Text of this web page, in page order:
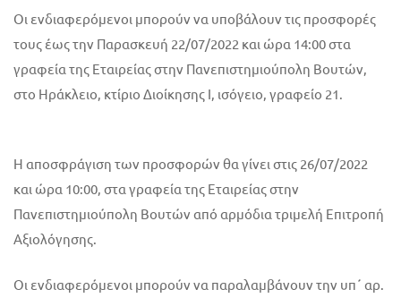
Οι ενδιαφερόμενοι μπορούν να υποβάλουν τις προσφορές
τους έως την Παρασκευή 22/07/2022 και ώρα 14:00 στα
γραφεία της Εταιρείας στην Πανεπιστημιούπολη Βουτών,
στο Ηράκλειο, κτίριο Διοίκησης I, ισόγειο, γραφείο 21.
Η αποσφράγιση των προσφορών θα γίνει στις 26/07/2022
και ώρα 10:00, στα γραφεία της Εταιρείας στην
Πανεπιστημιούπολη Βουτών από αρμόδια τριμελή Επιτροπή
Αξιολόγησης.
Οι ενδιαφερόμενοι μπορούν να παραλαμβάνουν την υπ΄ αρ.